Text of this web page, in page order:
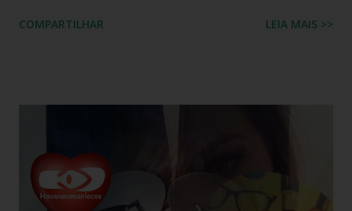
coração dos consumidores em todo o mundo. Hoje, a marca
também oferece bolsas, mochilas e acessórios, solidificando
sua presença na moda e na cultura popular. A Havaianas tem
colaborado com diversas marcas e celebridades ao longo
COMPARTILHAR LEIA MAIS >>